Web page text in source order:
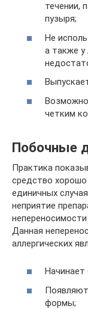
течении,
пузыря;
Не
а также у
Возможно
четким
Побочные
Практика
средство
единичных
неприятие
Данная
аллергических
Начинает
формы;